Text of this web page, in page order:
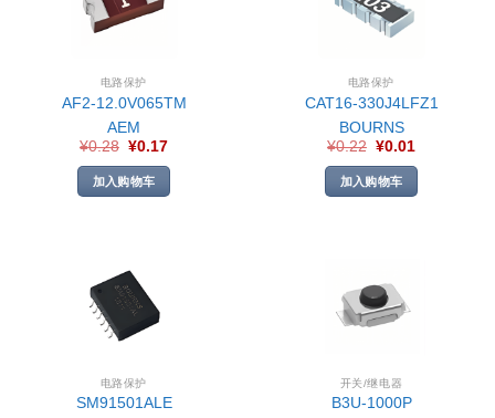
电路保护
AF2-12.0V065TM
AEM
¥0.28 ¥0.17
加入购物车
电路保护
CAT16-330J4LFZ1
BOURNS
¥0.22 ¥0.01
加入购物车
电路保护
SM91501ALE
开关/继电器
B3U-1000P